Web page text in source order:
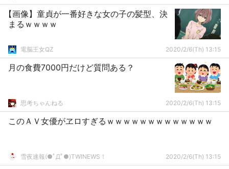
【画像】童貞が一番好きな女の子の髪型、決
まるｗｗｗｗ
電脳王女QZ 2020/2/6(Th) 13:15
月の食費7000円だけど質問ある？
思考ちゃんねる 2020/2/6(Th) 13:15
このＡＶ女優がヱロすぎるｗｗｗｗｗｗｗｗｗｗｗｗｗ
雪夜速報(●ﾟДﾟ●)TWINEWS！ 2020/2/6(Th) 13:15